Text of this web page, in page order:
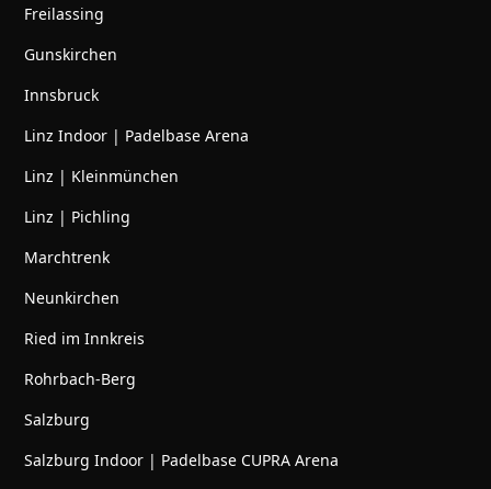
Freilassing
Gunskirchen
Innsbruck
Linz Indoor | Padelbase Arena
Linz | Kleinmünchen
Linz | Pichling
Marchtrenk
Neunkirchen
Ried im Innkreis
Rohrbach-Berg
Salzburg
Salzburg Indoor | Padelbase CUPRA Arena